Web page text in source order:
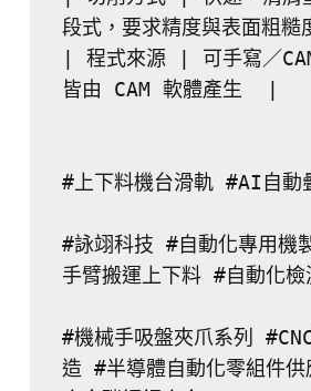
段式，要求精度與表面粗糙
| 程式來源 | 可手寫／
皆由 CAM 軟體產生  |
#上下料機台滑軌 #AI自動
#詠翊科技 #自動化專用機
手臂搬運上下料 #自動化檢
#機械手吸盤夾爪系列
造 #半導體自動化零組件